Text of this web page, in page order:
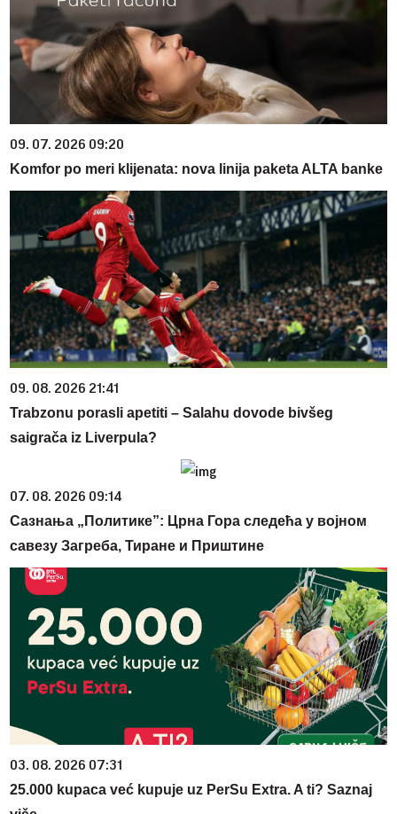
09. 07. 2026 09:20
Komfor po meri klijenata: nova linija paketa ALTA banke
09. 08. 2026 21:41
Trabzonu porasli apetiti – Salahu dovode bivšeg
saigrača iz Liverpula?
07. 08. 2026 09:14
Сазнања „Политике”: Црна Гора следећа у војном
савезу Загреба, Тиране и Приштине
03. 08. 2026 07:31
25.000 kupaca već kupuje uz PerSu Extra. A ti? Saznaj